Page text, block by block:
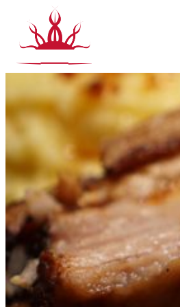
sisältöön